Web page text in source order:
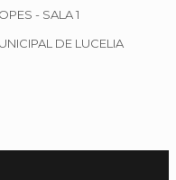
- SALA 1
DE LUCELIA